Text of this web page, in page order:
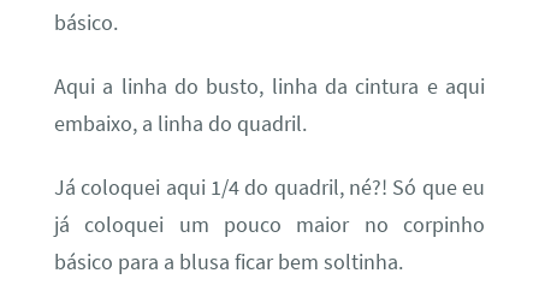
básico.
Aqui a linha do busto, linha da cintura e aqui
embaixo, a linha do quadril.
Já coloquei aqui 1/4 do quadril, né?! Só que eu
já coloquei um pouco maior no corpinho
básico para a blusa ficar bem soltinha.